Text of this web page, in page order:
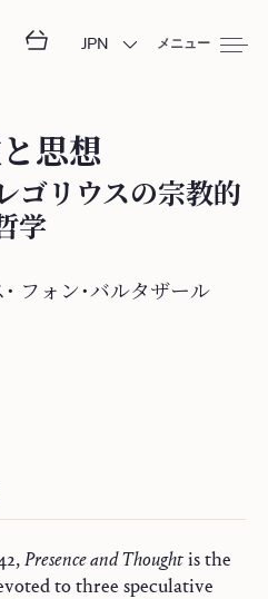
JPN メニュー
思想
ゴリウスの宗教的
学
フ⁠ォ⁠ン⁠・⁠バ⁠ル⁠タ⁠ザ⁠ー⁠ル
Presence and Thoughtis the
to three speculative